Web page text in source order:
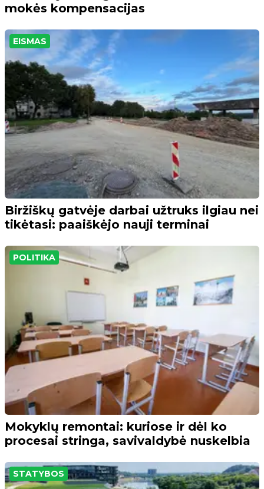
mokės kompensacijas
EISMAS
Biržiškų gatvėje darbai užtruks ilgiau nei
tikėtasi: paaiškėjo nauji terminai
POLITIKA
Mokyklų remontai: kuriose ir dėl ko
procesai stringa, savivaldybė nuskelbia
STATYBOS